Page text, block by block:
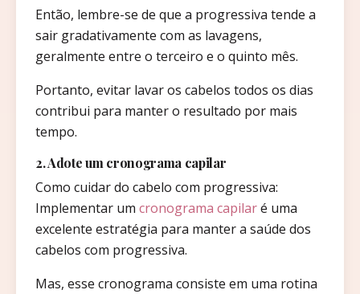
Então, lembre-se de que a progressiva tende a
sair gradativamente com as lavagens,
geralmente entre o terceiro e o quinto mês.
Portanto, evitar lavar os cabelos todos os dias
contribui para manter o resultado por mais
tempo.
2. Adote um cronograma capilar
Como cuidar do cabelo com progressiva:
Implementar um cronograma capilaré uma
excelente estratégia para manter a saúde dos
cabelos com progressiva.
Mas, esse cronograma consiste em uma rotina